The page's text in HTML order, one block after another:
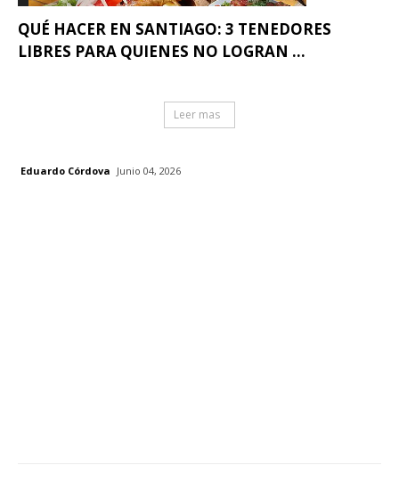
QUÉ HACER EN SANTIAGO: 3 TENEDORES
LIBRES PARA QUIENES NO LOGRAN ...
Leer mas
Eduardo Córdova Junio 04, 2026